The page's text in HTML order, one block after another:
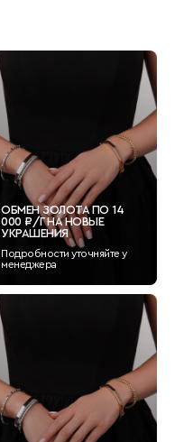
ОБМЕН ЗОЛОТА ПО 14
000 ₽/Г НА НОВЫЕ
УКРАШЕНИЯ
Подробности уточняйте у
менеджера